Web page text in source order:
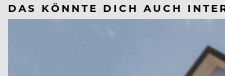
DAS KÖNNTE DICH AUCH